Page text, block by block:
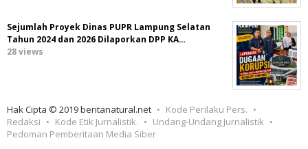
Sejumlah Proyek Dinas PUPR Lampung Selatan
Tahun 2024 dan 2026 Dilaporkan DPP KA…
28 views
Hak Cipta © 2019 beritanatural.net
Kode Perilaku Pers.
Redaksi
Kode Etik Jurnalistik.
Undang-Undang Jurnalistik
Pedoman Pemberitaan Media Siber